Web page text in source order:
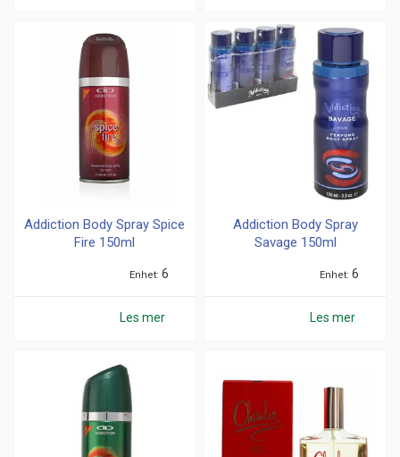
Addiction Body Spray Spice
Fire 150ml
Enhet 6
Les mer
Addiction Body Spray
Savage 150ml
Enhet 6
Les mer